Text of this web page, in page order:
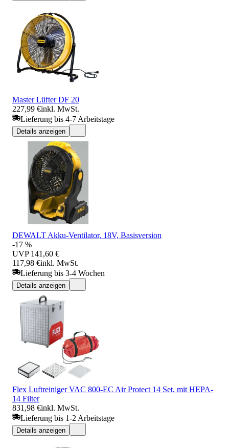
Master Lüfter DF 20
227,99 €inkl. MwSt.
Lieferung bis 4-7 Arbeitstage
Details anzeigen
DEWALT Akku-Ventilator, 18V, Basisversion
-17 %
UVP 141,60 €
117,98 €inkl. MwSt.
Lieferung bis 3-4 Wochen
Details anzeigen
Flex Luftreiniger VAC 800-EC Air Protect 14 Set, mit HEPA-
14 Filter
831,98 €inkl. MwSt.
Lieferung bis 1-2 Arbeitstage
Details anzeigen